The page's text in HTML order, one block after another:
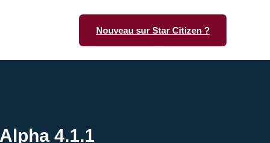
Nouveau sur Star Citizen ?
4.1.1